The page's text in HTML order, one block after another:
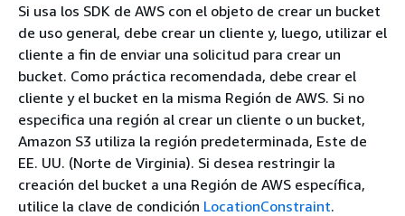
Si usa los SDK de AWS con el objeto de crear un bucket
de uso general, debe crear un cliente y, luego, utilizar el
cliente a fin de enviar una solicitud para crear un
bucket. Como práctica recomendada, debe crear el
cliente y el bucket en la misma Región de AWS. Si no
especifica una región al crear un cliente o un bucket,
Amazon S3 utiliza la región predeterminada, Este de
EE. UU. (Norte de Virginia). Si desea restringir la
creación del bucket a una Región de AWS específica,
utilice la clave de condición LocationConstraint.